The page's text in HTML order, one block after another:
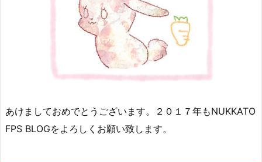
あけましておめでとうございます。２０１７年もNUKKATO
FPS BLOGをよろしくお願い致します。